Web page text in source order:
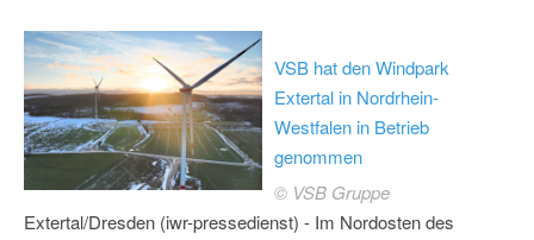
VSB hat den Windpark
Extertal in Nordrhein-
Westfalen in Betrieb
genommen
© VSB Gruppe
Extertal/Dresden (iwr-pressedienst) - Im Nordosten des